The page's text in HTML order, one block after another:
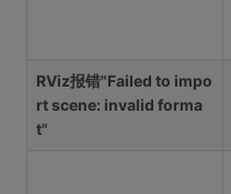
RViz报错"Failed to impo
rt scene: invalid forma
t"